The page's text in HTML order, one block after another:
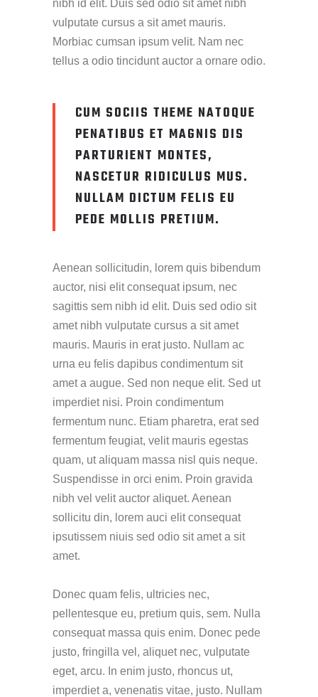
nibh id elit. Duis sed odio sit amet nibh
vulputate cursus a sit amet mauris.
Morbiac cumsan ipsum velit. Nam nec
tellus a odio tincidunt auctor a ornare odio.
CUM SOCIIS THEME NATOQUE
PENATIBUS ET MAGNIS DIS
PARTURIENT MONTES,
NASCETUR RIDICULUS MUS.
NULLAM DICTUM FELIS EU
PEDE MOLLIS PRETIUM.
Aenean sollicitudin, lorem quis bibendum
auctor, nisi elit consequat ipsum, nec
sagittis sem nibh id elit. Duis sed odio sit
amet nibh vulputate cursus a sit amet
mauris. Mauris in erat justo. Nullam ac
urna eu felis dapibus condimentum sit
amet a augue. Sed non neque elit. Sed ut
imperdiet nisi. Proin condimentum
fermentum nunc. Etiam pharetra, erat sed
fermentum feugiat, velit mauris egestas
quam, ut aliquam massa nisl quis neque.
Suspendisse in orci enim. Proin gravida
nibh vel velit auctor aliquet. Aenean
sollicitu din, lorem auci elit consequat
ipsutissem niuis sed odio sit amet a sit
amet.
Donec quam felis, ultricies nec,
pellentesque eu, pretium quis, sem. Nulla
consequat massa quis enim. Donec pede
justo, fringilla vel, aliquet nec, vulputate
eget, arcu. In enim justo, rhoncus ut,
imperdiet a, venenatis vitae, justo. Nullam